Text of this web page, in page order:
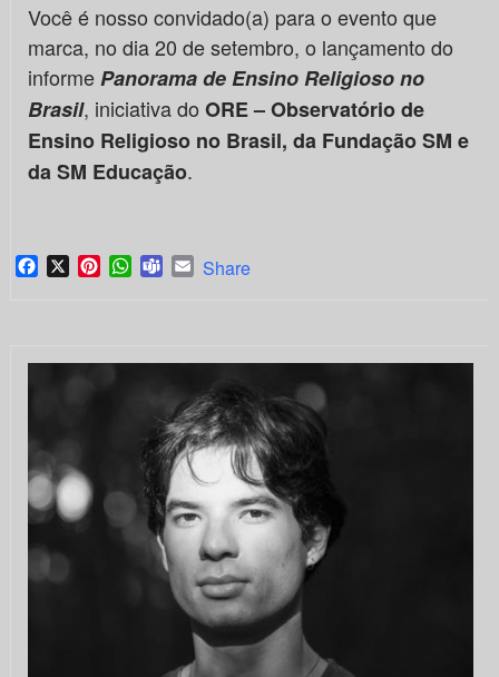
Você é nosso convidado(a) para o evento que
marca, no dia 20 de setembro, o lançamento do
informePanorama de Ensino Religioso no
Brasil, iniciativa do ORE – Observatório de
Ensino Religioso no Brasil, da Fundação SM e
da SM Educação.
Facebook
X PinterestWhatsApp
TeamsEmail
Share